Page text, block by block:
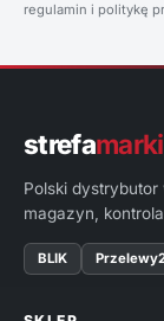
regulamin i politykę
strefamarki
Polski dystrybutor
magazyn,
BLIK